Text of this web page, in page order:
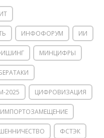
ИТ
ИНФОФОРУМ ИИ
МИНЦИФРЫ
2025 ЦИФРОВИЗАЦИЯ
ИМПОРТОЗАМЕЩЕНИЕ
ФСТЭК